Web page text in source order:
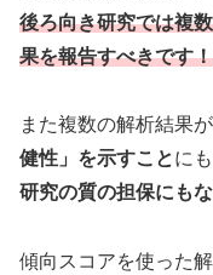
後ろ向き研究では複
果を報告すべきです！
また複数の解析結果
健性」を示すことに
研究の質の担保にも
傾向スコアを使った